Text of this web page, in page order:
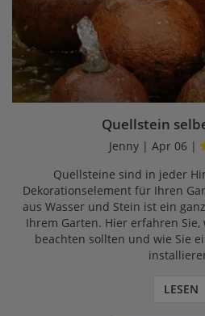
Quellstein
Jenny | Apr 06 |
Quellsteine sind in jeder
Dekorationselement für Ihren
aus Wasser und Stein ist ein
Ihrem Garten. Hier erfahren
beachten sollten und wie Sie
LESEN